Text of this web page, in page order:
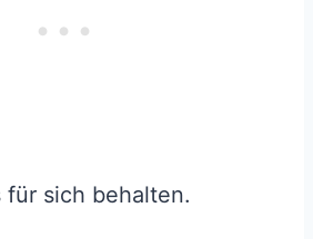
für sich behalten.